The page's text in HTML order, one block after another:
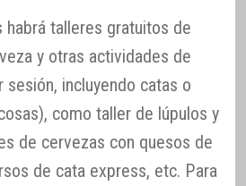
habrá talleres gratuitos de
y otras actividades de
incluyendo catas o
como taller de lúpulos y
de cervezas con quesos de
de cata express, etc. Para